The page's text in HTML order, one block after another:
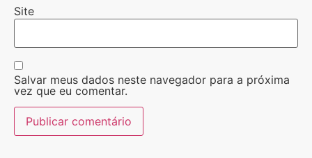
Site
Salvar meus dados neste navegador para a próxima
vez que eu comentar.